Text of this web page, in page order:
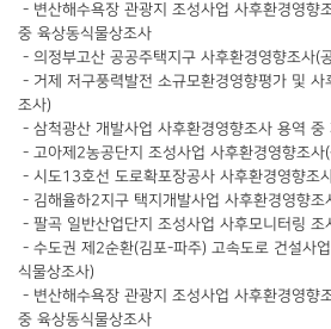
- 변산해수욕장 관광지 조성사업 사후환경영향
중 육상동식물상조사
- 의정부고산 공공주택지구 사후환경영향조사(
- 거제 저구풍력발전 소규모환경영향평가 및 사
조사)
- 삼척광산 개발사업 사후환경영향조사 용역 중
- 고아제2농공단지 조성사업 사후환경영향조
- 시도13호선 도로확포장공사 사후환경영향조
- 김해율하2지구 택지개발사업 사후환경영향조
- 팔곡 일반산업단지 조성사업 사후모니터링 조
- 수도권 제2순환(김포-파주) 고속도로 건설사
식물상조사)
- 변산해수욕장 관광지 조성사업 사후환경영향
중 육상동식물상조사